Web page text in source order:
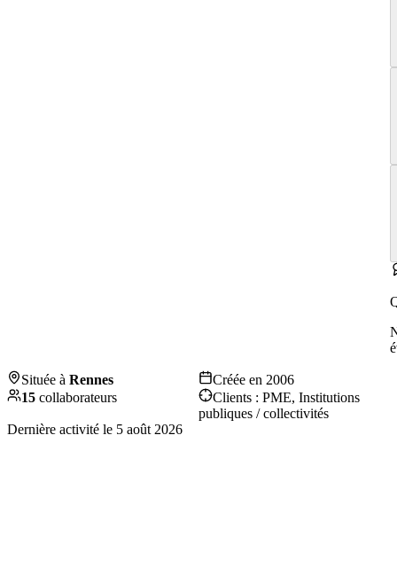
Située à Rennes Créée en 2006
15 collaborateurs Clients : PME, Institutions
publiques / collectivités
Dernière activité le 5 août 2026